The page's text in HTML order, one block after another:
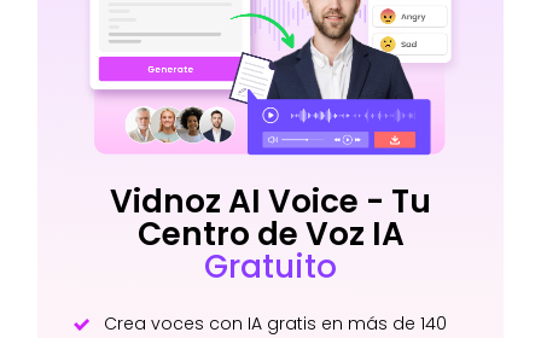
Vidnoz AI Voice - Tu
Centro de Voz IA
Gratuito
Crea voces con IA gratis en más de 140